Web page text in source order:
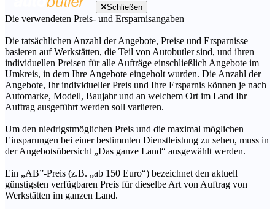
Schließen
Die verwendeten Preis- und Ersparnisangaben
Die tatsächlichen Anzahl der Angebote, Preise und Ersparnisse
basieren auf Werkstätten, die Teil von Autobutler sind, und ihren
individuellen Preisen für alle Aufträge einschließlich Angebote im
Umkreis, in dem Ihre Angebote eingeholt wurden. Die Anzahl der
Angebote, Ihr individueller Preis und Ihre Ersparnis können je nach
Automarke, Modell, Baujahr und an welchem Ort im Land Ihr
Auftrag ausgeführt werden soll variieren.
Um den niedrigstmöglichen Preis und die maximal möglichen
Einsparungen bei einer bestimmten Dienstleistung zu sehen, muss in
der Angebotsübersicht „Das ganze Land“ ausgewählt werden.
Ein „AB”-Preis (z.B. „ab 150 Euro“) bezeichnet den aktuell
günstigsten verfügbaren Preis für dieselbe Art von Auftrag von
Werkstätten im ganzen Land.